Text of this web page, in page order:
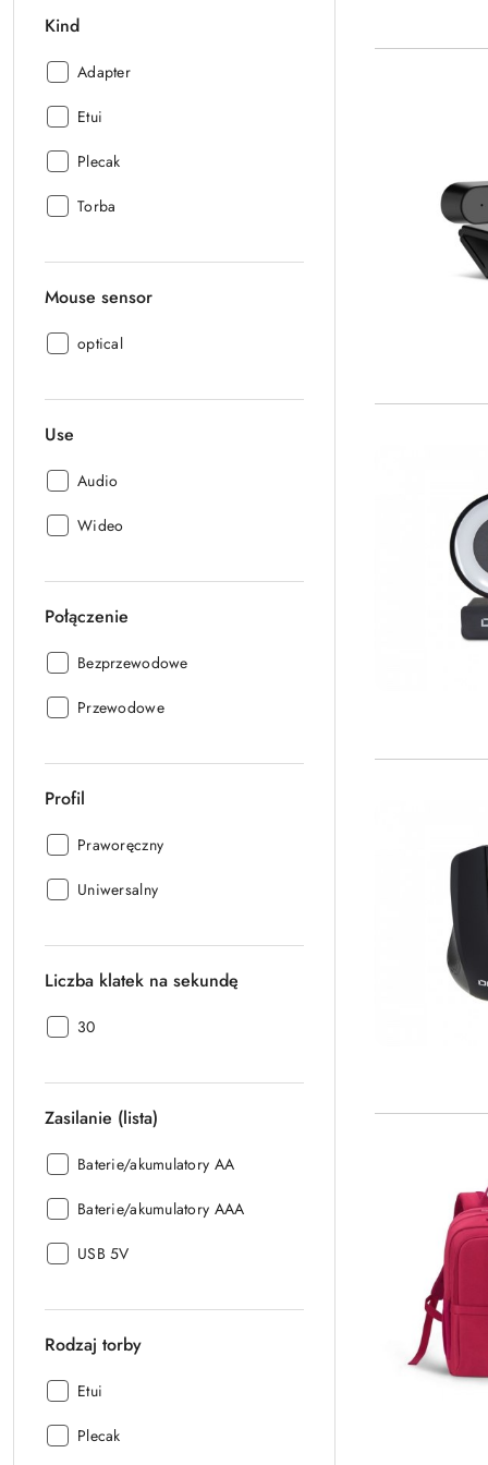
Kind
Kind:
Adapter
Kind:
Etui
Kind:
Plecak
Kind:
Torba
Mouse sensor
Mouse
optical
Use
Use:
Audio
Use:
Wideo
Połączenie
Połączenie:
Bezprzewodowe
Połączenie:
Przewodowe
Profil
Profil:
Praworęczny
Profil:
Uniwersalny
Liczba klatek na sekundę
Liczba
30
Zasilanie (lista)
Zasilanie
Baterie/akumulatory AA
Zasilanie
Baterie/akumulatory AAA
Zasilanie
USB 5V
Rodzaj torby
Rodzaj
Etui
Rodzaj
Plecak